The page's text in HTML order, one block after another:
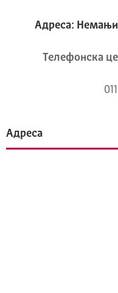
Адреса:
Телeфонска
Адреса